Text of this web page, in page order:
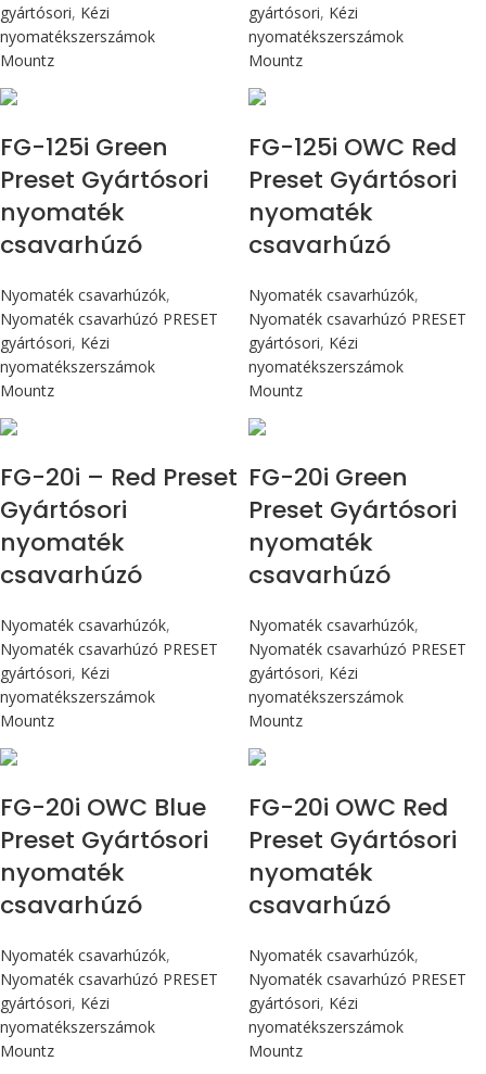
gyártósori, Kézi
nyomatékszerszámok
Mountz
gyártósori, Kézi
nyomatékszerszámok
Mountz
FG-125i Green
Preset Gyártósori
nyomaték
csavarhúzó
Nyomaték csavarhúzók,
Nyomaték csavarhúzó PRESET
gyártósori, Kézi
nyomatékszerszámok
Mountz
FG-125i OWC Red
Preset Gyártósori
nyomaték
csavarhúzó
Nyomaték csavarhúzók,
Nyomaték csavarhúzó PRESET
gyártósori, Kézi
nyomatékszerszámok
Mountz
FG-20i – Red Preset
Gyártósori
nyomaték
csavarhúzó
Nyomaték csavarhúzók,
Nyomaték csavarhúzó PRESET
gyártósori, Kézi
nyomatékszerszámok
Mountz
FG-20i Green
Preset Gyártósori
nyomaték
csavarhúzó
Nyomaték csavarhúzók,
Nyomaték csavarhúzó PRESET
gyártósori, Kézi
nyomatékszerszámok
Mountz
FG-20i OWC Blue
Preset Gyártósori
nyomaték
csavarhúzó
Nyomaték csavarhúzók,
Nyomaték csavarhúzó PRESET
gyártósori, Kézi
nyomatékszerszámok
Mountz
FG-20i OWC Red
Preset Gyártósori
nyomaték
csavarhúzó
Nyomaték csavarhúzók,
Nyomaték csavarhúzó PRESET
gyártósori, Kézi
nyomatékszerszámok
Mountz